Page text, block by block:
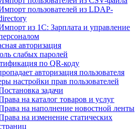
пользователей из LDAP-
из 1С: Зарплата и управление
авторизация
слабых паролей
по QR-коду
авторизация пользователя
настройки прав пользователей
задачи
на каталог товаров и услуг
на наполнение новостной ленты
на изменение статических